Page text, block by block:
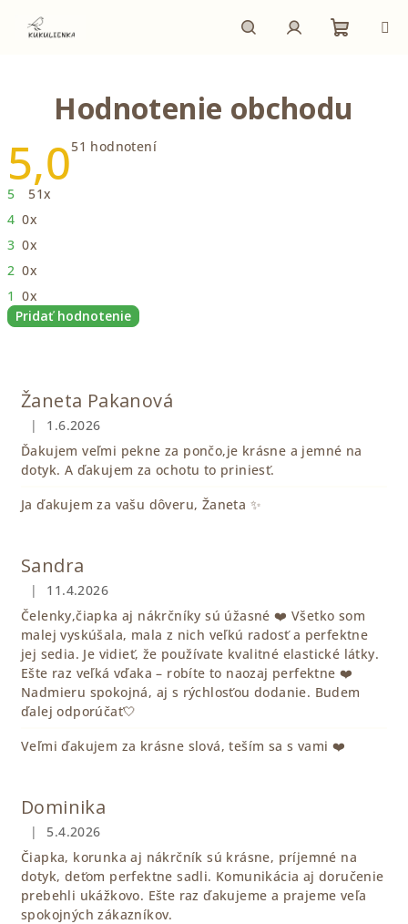
obsah
košík
Hodnotenie obchodu
5,0Priemerné
51 hodnotení
5
51x
4 0x
3 0x
2 0x
1 0x
Pridať hodnotenie
h
d
Žaneta Pakanová
Hodnotenie obchodu je 5 z 5 hviezdičiek.
|
1.6.2026
Ďakujem veľmi pekne za pončo,je krásne a jemné na
dotyk. A ďakujem za ochotu to priniesť.
Ja ďakujem za vašu dôveru, Žaneta ✨
Sandra
Hodnotenie obchodu je 5 z 5 hviezdičiek.
|
11.4.2026
Čelenky,čiapka aj nákrčníky sú úžasné ❤️ Všetko som
malej vyskúšala, mala z nich veľkú radosť a perfektne
jej sedia. Je vidieť, že používate kvalitné elastické látky.
Ešte raz veľká vďaka – robíte to naozaj perfektne ❤️
Nadmieru spokojná, aj s rýchlosťou dodanie. Budem
ďalej odporúčať🤍
Veľmi ďakujem za krásne slová, teším sa s vami ❤️
Dominika
Hodnotenie obchodu je 5 z 5 hviezdičiek.
|
5.4.2026
Čiapka, korunka aj nákrčník sú krásne, príjemné na
dotyk, deťom perfektne sadli. Komunikácia aj doručenie
prebehli ukážkovo. Ešte raz ďakujeme a prajeme veľa
spokojných zákazníkov.